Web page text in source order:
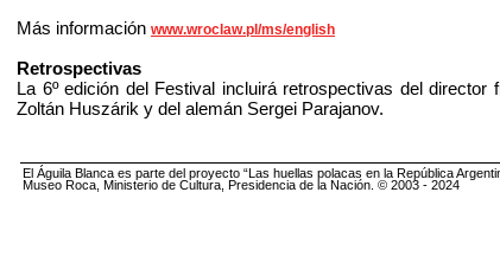
Más información www.wroclaw.pl/ms/english
Retrospectivas
La 6º edición del Festival incluirá retrospectivas del director
Zoltán Huszárik y del alemán Sergei Parajanov.
El Águila Blanca es parte del proyecto “Las huellas polacas en la República
Museo Roca, Ministerio de Cultura, Presidencia de la Nación. © 2003 - 2024